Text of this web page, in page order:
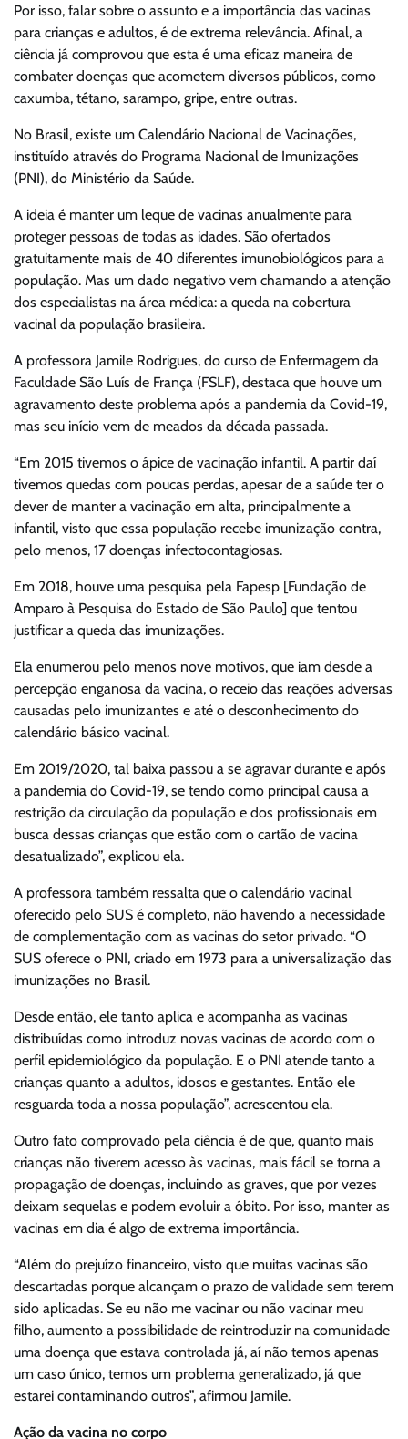
Por isso, falar sobre o assunto e a importância das vacinas
para crianças e adultos, é de extrema relevância. Afinal, a
ciência já comprovou que esta é uma eficaz maneira de
combater doenças que acometem diversos públicos, como
caxumba, tétano, sarampo, gripe, entre outras.
No Brasil, existe um Calendário Nacional de Vacinações,
instituído através do Programa Nacional de Imunizações
(PNI), do Ministério da Saúde.
A ideia é manter um leque de vacinas anualmente para
proteger pessoas de todas as idades. São ofertados
gratuitamente mais de 40 diferentes imunobiológicos para a
população. Mas um dado negativo vem chamando a atenção
dos especialistas na área médica: a queda na cobertura
vacinal da população brasileira.
A professora Jamile Rodrigues, do curso de Enfermagem da
Faculdade São Luís de França (FSLF), destaca que houve um
agravamento deste problema após a pandemia da Covid-19,
mas seu início vem de meados da década passada.
“Em 2015 tivemos o ápice de vacinação infantil. A partir daí
tivemos quedas com poucas perdas, apesar de a saúde ter o
dever de manter a vacinação em alta, principalmente a
infantil, visto que essa população recebe imunização contra,
pelo menos, 17 doenças infectocontagiosas.
Em 2018, houve uma pesquisa pela Fapesp [Fundação de
Amparo à Pesquisa do Estado de São Paulo] que tentou
justificar a queda das imunizações.
Ela enumerou pelo menos nove motivos, que iam desde a
percepção enganosa da vacina, o receio das reações adversas
causadas pelo imunizantes e até o desconhecimento do
calendário básico vacinal.
Em 2019/2020, tal baixa passou a se agravar durante e após
a pandemia do Covid-19, se tendo como principal causa a
restrição da circulação da população e dos profissionais em
busca dessas crianças que estão com o cartão de vacina
desatualizado”, explicou ela.
A professora também ressalta que o calendário vacinal
oferecido pelo SUS é completo, não havendo a necessidade
de complementação com as vacinas do setor privado. “O
SUS oferece o PNI, criado em 1973 para a universalização das
imunizações no Brasil.
Desde então, ele tanto aplica e acompanha as vacinas
distribuídas como introduz novas vacinas de acordo com o
perfil epidemiológico da população. E o PNI atende tanto a
crianças quanto a adultos, idosos e gestantes. Então ele
resguarda toda a nossa população”, acrescentou ela.
Outro fato comprovado pela ciência é de que, quanto mais
crianças não tiverem acesso às vacinas, mais fácil se torna a
propagação de doenças, incluindo as graves, que por vezes
deixam sequelas e podem evoluir a óbito. Por isso, manter as
vacinas em dia é algo de extrema importância.
“Além do prejuízo financeiro, visto que muitas vacinas são
descartadas porque alcançam o prazo de validade sem terem
sido aplicadas. Se eu não me vacinar ou não vacinar meu
filho, aumento a possibilidade de reintroduzir na comunidade
uma doença que estava controlada já, aí não temos apenas
um caso único, temos um problema generalizado, já que
estarei contaminando outros”, afirmou Jamile.
Ação da vacina no corpo